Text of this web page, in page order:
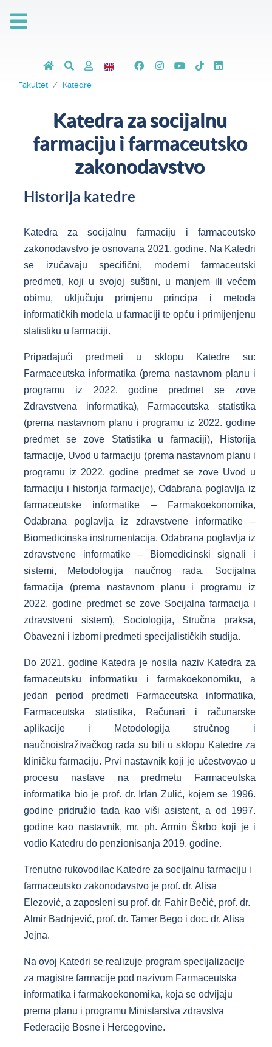
Fakultet Katedre
Katedra za socijalnu
farmaciju i farmaceutsko
zakonodavstvo
Historija katedre
Katedra za socijalnu farmaciju i farmaceutsko
zakonodavstvo je osnovana 2021. godine. Na Katedri
se izučavaju specifični, moderni farmaceutski
predmeti, koji u svojoj suštini, u manjem ili većem
obimu, uključuju primjenu principa i metoda
informatičkih modela u farmaciji te opću i primijenjenu
statistiku u farmaciji.
Pripadajući predmeti u sklopu Katedre su:
Farmaceutska informatika (prema nastavnom planu i
programu iz 2022. godine predmet se zove
Zdravstvena informatika), Farmaceutska statistika
(prema nastavnom planu i programu iz 2022. godine
predmet se zove Statistika u farmaciji), Historija
farmacije, Uvod u farmaciju (prema nastavnom planu i
programu iz 2022. godine predmet se zove Uvod u
farmaciju i historija farmacije), Odabrana poglavlja iz
farmaceutske informatike – Farmakoekonomika,
Odabrana poglavlja iz zdravstvene informatike –
Biomedicinska instrumentacija, Odabrana poglavlja iz
zdravstvene informatike – Biomedicinski signali i
sistemi, Metodologija naučnog rada, Socijalna
farmacija (prema nastavnom planu i programu iz
2022. godine predmet se zove Socijalna farmacija i
zdravstveni sistem), Sociologija, Stručna praksa,
Obavezni i izborni predmeti specijalističkih studija.
Do 2021. godine Katedra je nosila naziv Katedra za
farmaceutsku informatiku i farmakoekonomiku, a
jedan period predmeti Farmaceutska informatika,
Farmaceutska statistika, Računari i računarske
aplikacije i Metodologija stručnog i
naučnoistraživačkog rada su bili u sklopu Katedre za
kliničku farmaciju. Prvi nastavnik koji je učestvovao u
procesu nastave na predmetu Farmaceutska
informatika bio je prof. dr. Irfan Zulić, kojem se 1996.
godine pridružio tada kao viši asistent, a od 1997.
godine kao nastavnik, mr. ph. Armin Škrbo koji je i
vodio Katedru do penzionisanja 2019. godine.
Trenutno rukovodilac Katedre za socijalnu farmaciju i
farmaceutsko zakonodavstvo je prof. dr. Alisa
Elezović, a zaposleni su prof. dr. Fahir Bečić, prof. dr.
Almir Badnjević, prof. dr. Tamer Bego i doc. dr. Alisa
Jejna.​
Na ovoj Katedri se realizuje program specijalizacije
za magistre farmacije pod nazivom Farmaceutska
informatika i farmakoekonomika, koja se odvijaju
prema planu i programu Ministarstva zdravstva
Federacije Bosne i Hercegovine.